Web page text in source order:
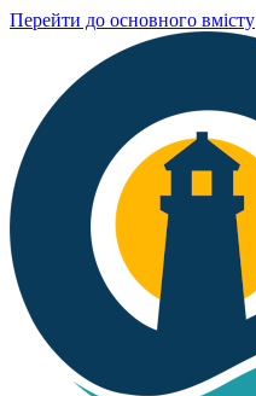
Перейти до основного вмісту